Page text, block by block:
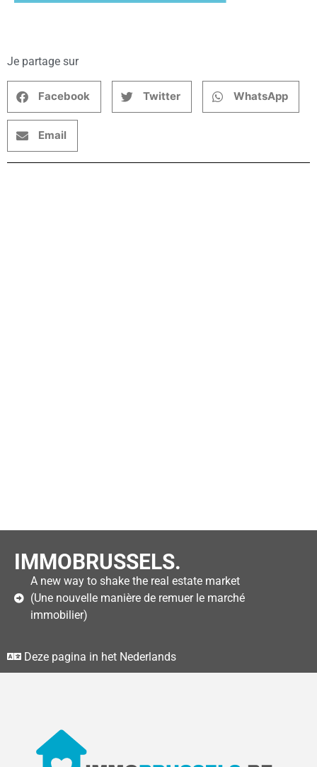
Je partage sur
Facebook Twitter WhatsApp
Email
IMMOBRUSSELS.
A new way to shake the real estate market
(Une nouvelle manière de remuer le marché
immobilier)
Deze pagina in het Nederlands